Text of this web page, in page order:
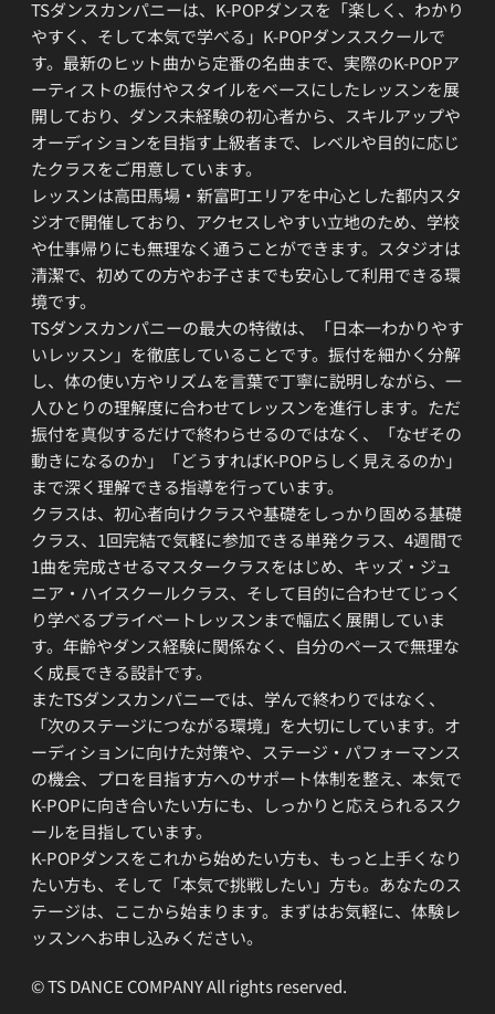
TSダンスカンパニーは、K-POPダンスを「楽しく、わかり
やすく、そして本気で学べる」K-POPダンススクールで
す。最新のヒット曲から定番の名曲まで、実際のK-POPア
ーティストの振付やスタイルをベースにしたレッスンを展
開しており、ダンス未経験の初心者から、スキルアップや
オーディションを目指す上級者まで、レベルや目的に応じ
たクラスをご用意しています。
レッスンは高田馬場・新富町エリアを中心とした都内スタ
ジオで開催しており、アクセスしやすい立地のため、学校
や仕事帰りにも無理なく通うことができます。スタジオは
清潔で、初めての方やお子さまでも安心して利用できる環
境です。
TSダンスカンパニーの最大の特徴は、「日本一わかりやす
いレッスン」を徹底していることです。振付を細かく分解
し、体の使い方やリズムを言葉で丁寧に説明しながら、一
人ひとりの理解度に合わせてレッスンを進行します。ただ
振付を真似するだけで終わらせるのではなく、「なぜその
動きになるのか」「どうすればK-POPらしく見えるのか」
まで深く理解できる指導を行っています。
クラスは、初心者向けクラスや基礎をしっかり固める基礎
クラス、1回完結で気軽に参加できる単発クラス、4週間で
1曲を完成させるマスタークラスをはじめ、キッズ・ジュ
ニア・ハイスクールクラス、そして目的に合わせてじっく
り学べるプライベートレッスンまで幅広く展開していま
す。年齢やダンス経験に関係なく、自分のペースで無理な
く成長できる設計です。
またTSダンスカンパニーでは、学んで終わりではなく、
「次のステージにつながる環境」を大切にしています。オ
ーディションに向けた対策や、ステージ・パフォーマンス
の機会、プロを目指す方へのサポート体制を整え、本気で
K-POPに向き合いたい方にも、しっかりと応えられるスク
ールを目指しています。
K-POPダンスをこれから始めたい方も、もっと上手くなり
たい方も、そして「本気で挑戦したい」方も。あなたのス
テージは、ここから始まります。まずはお気軽に、体験レ
ッスンへお申し込みください。
© TS DANCE COMPANY All rights reserved.